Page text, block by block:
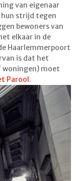
van eigenaar
hun strijd tegen
bewoners van
elkaar in de
Haarlemmerpoort
is dat het
woningen) moet
Parool .